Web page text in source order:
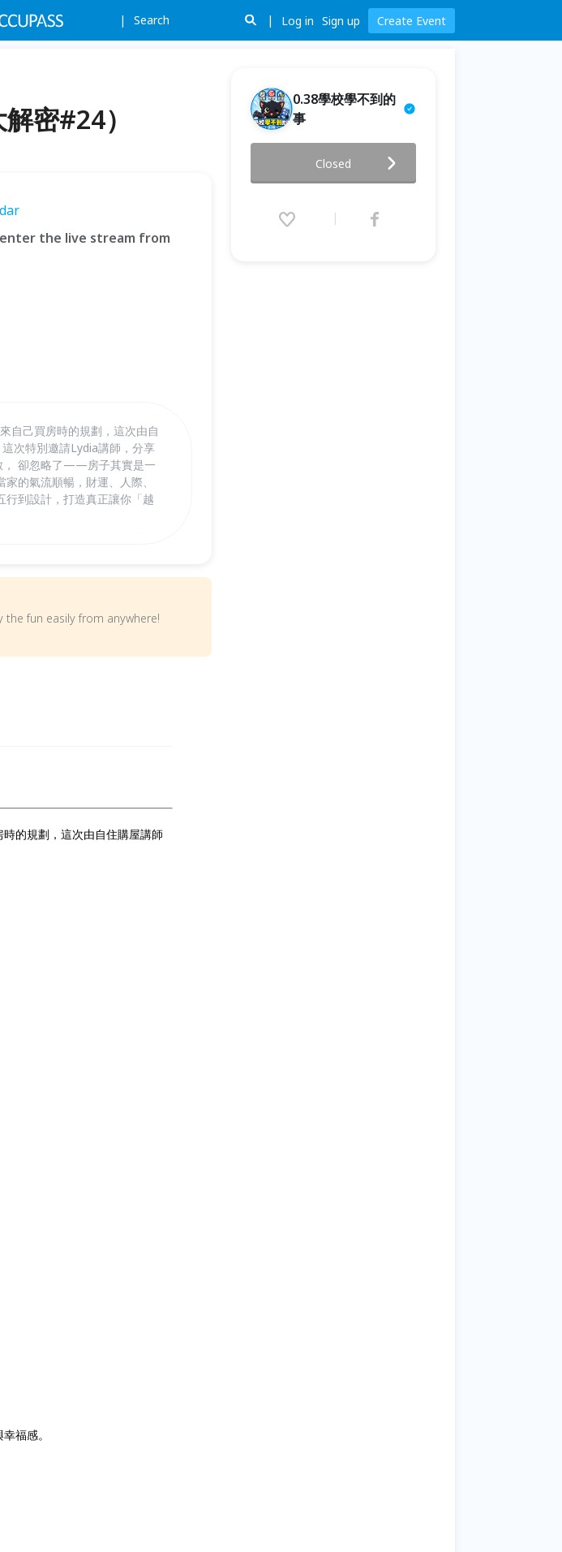
Search Log in Sign up Create Event
密#24）
enter the live stream from
自己買房時的規劃，這次由自
次特別邀請Lydia講師，分享
， 卻忽略了——房子其實是一
的氣流順暢，財運、人際、
到設計，打造真正讓你「越
fun easily from anywhere!
的規劃，這次由自住購屋講師
福感。
0.38學校學不到的
事
大解密#24）
2025.10.13 (Mon) 19:30 - 21:00
Closed